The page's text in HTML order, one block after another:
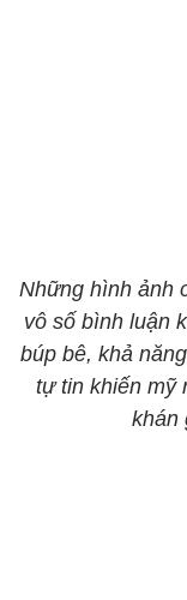
Những hình ảnh
vô số bình luận
búp bê, khả
tự tin khiến mỹ
khán